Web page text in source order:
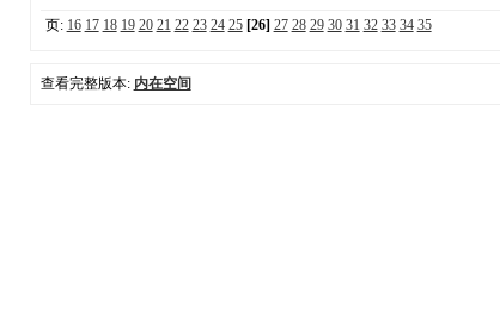
页: 16 17 18 19 20 21 22 23 24 25 [26] 27 28 29 30 31 32 33 34 35
查看完整版本: 内在空间